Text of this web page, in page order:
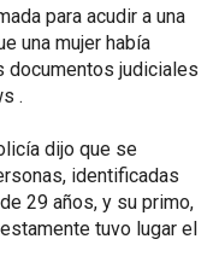
para acudir a una
una mujer había
documentos judiciales
.
dijo que se
identificadas
29 años, y su primo,
tuvo lugar el